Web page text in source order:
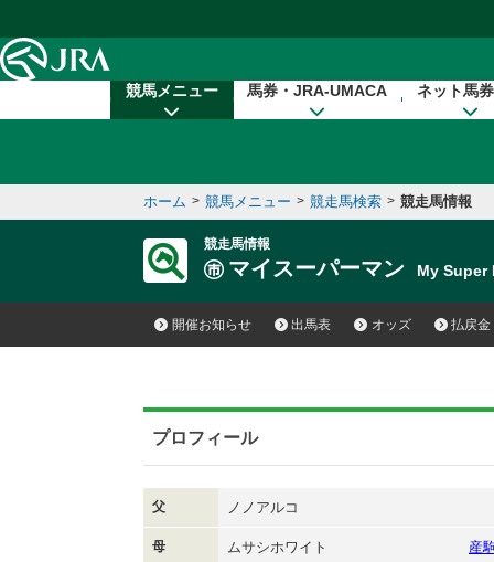
競馬メニュー 馬券・JRA-UMACA ネット馬
ホーム > 競馬メニュー > 競走馬検索 > 競走馬情報
競走馬情報
マイスーパーマン My Super
開催お知らせ 出馬表 オッズ 払戻金
プロフィール
父 ノノアルコ
母 ムサシホワイト 産